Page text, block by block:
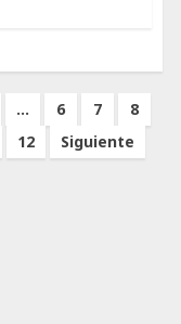
… 6 7
8
12 Siguiente